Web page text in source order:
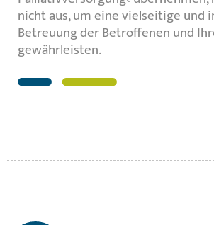
nicht aus, um eine vielseitige und
Betreuung der Betroffenen und
gewährleisten.